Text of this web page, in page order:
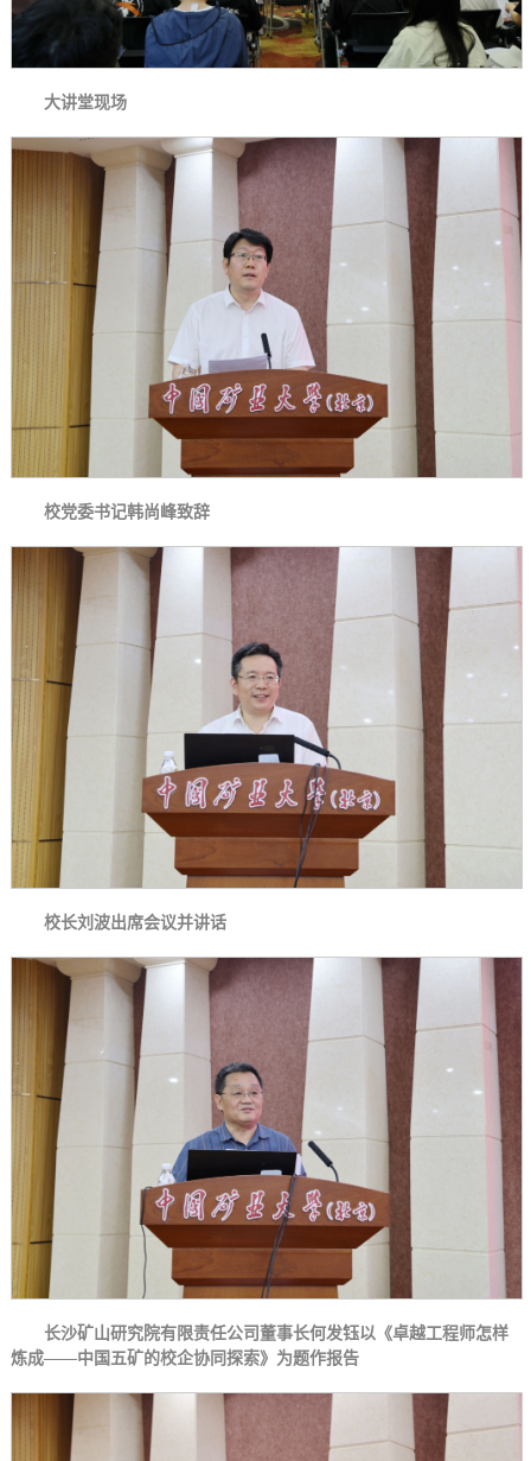
大讲堂现场
校党委书记韩尚峰致辞
校长刘波出席会议并讲话
长沙矿山研究院有限责任公司董事长何发钰以《卓越工程师怎样
炼成——中国五矿的校企协同探索》为题作报告